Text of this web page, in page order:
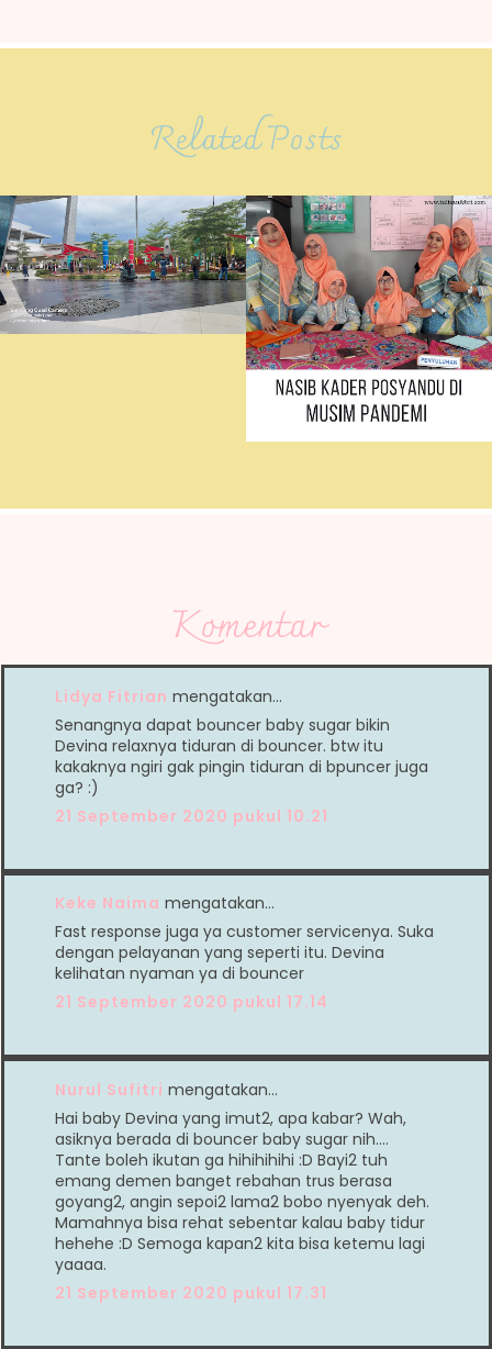
Related Posts
Komentar
Lidya Fitrian mengatakan…
Senangnya dapat bouncer baby sugar bikin
Devina relaxnya tiduran di bouncer. btw itu
kakaknya ngiri gak pingin tiduran di bpuncer juga
ga? :)
21 September 2020 pukul 10.21
Keke Naima mengatakan…
Fast response juga ya customer servicenya. Suka
dengan pelayanan yang seperti itu. Devina
kelihatan nyaman ya di bouncer
21 September 2020 pukul 17.14
Nurul Sufitri mengatakan…
Hai baby Devina yang imut2, apa kabar? Wah,
asiknya berada di bouncer baby sugar nih....
Tante boleh ikutan ga hihihihihi :D Bayi2 tuh
emang demen banget rebahan trus berasa
goyang2, angin sepoi2 lama2 bobo nyenyak deh.
Mamahnya bisa rehat sebentar kalau baby tidur
hehehe :D Semoga kapan2 kita bisa ketemu lagi
yaaaa.
21 September 2020 pukul 17.31